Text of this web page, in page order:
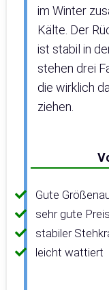
im Winter
Kälte. Der
ist stabil in
stehen drei
die wirklich
ziehen.
Gute
sehr gute
stabiler
leicht wattiert